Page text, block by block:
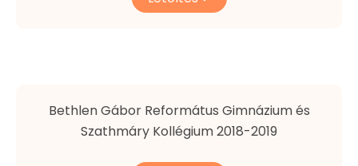
Bethlen Gábor Református Gimnázium és
Szathmáry Kollégium 2018-2019